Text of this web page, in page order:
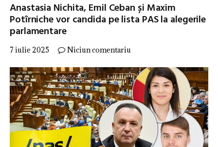
Anastasia Nichita, Emil Ceban și Maxim
Potîrniche vor candida pe lista PAS la alegerile
parlamentare
7 iulie 2025 Niciun comentariu